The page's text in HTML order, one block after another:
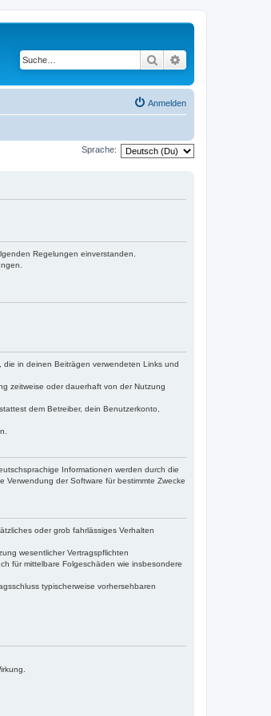
Suche
Anmelden
Sprache:
Regelungen einverstanden.
in deinen Beiträgen verwendeten Links und
zeitweise oder dauerhaft von der Nutzung
dem Betreiber, dein Benutzerkonto,
Informationen werden durch die
der Software für bestimmte Zwecke
oder grob fahrlässiges Verhalten
wesentlicher Vertragspflichten
für mittelbare Folgeschäden wie insbesondere
typischerweise vorhersehbaren